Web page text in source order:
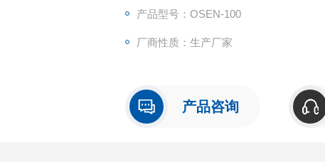
产品型号：OSEN-100
厂商性质：生产厂家
产品咨询